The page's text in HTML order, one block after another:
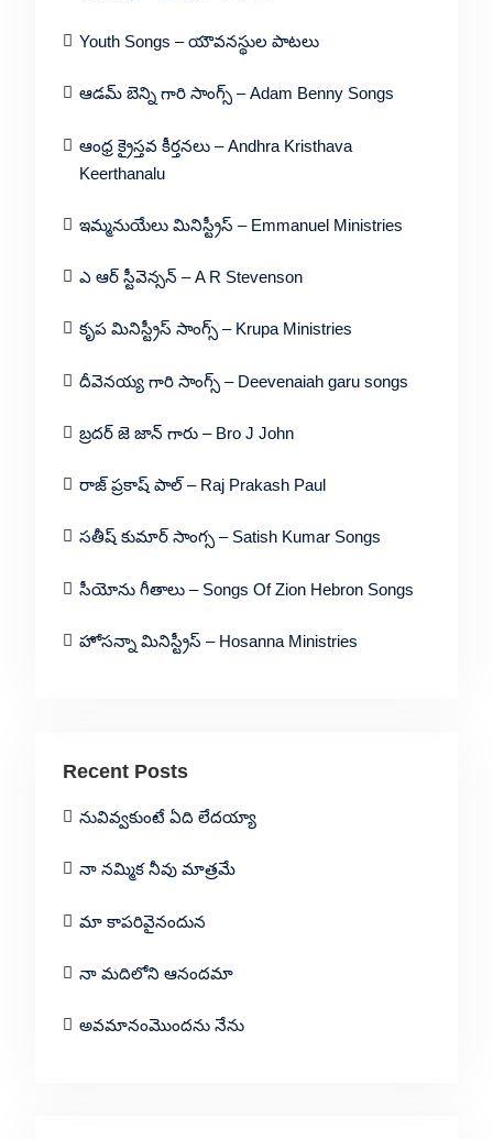
Youth Songs – యౌవనస్థుల పాటలు
ఆడమ్ బెన్ని గారి సాంగ్స్ – Adam Benny Songs
ఆంధ్ర క్రైస్తవ కీర్తనలు – Andhra Kristhava
Keerthanalu
ఇమ్మనుయేలు మినిస్ట్రీస్ – Emmanuel Ministries
ఎ ఆర్ స్టీవెన్సన్ – A R Stevenson
కృప మినిస్ట్రీస్ సాంగ్స్ – Krupa Ministries
దీవెనయ్య గారి సాంగ్స్ – Deevenaiah garu songs
బ్రదర్ జె జాన్ గారు – Bro J John
రాజ్ ప్రకాష్ పాల్ – Raj Prakash Paul
సతీష్ కుమార్ సాంగ్స – Satish Kumar Songs
సీయోను గీతాలు – Songs Of Zion Hebron Songs
హోసన్నా మినిస్ట్రీస్ – Hosanna Ministries
Recent Posts
నువివ్వకుంటే ఏది లేదయ్యా
నా నమ్మిక నీవు మాత్రమే
మా కాపరివైనందున
నా మదిలోని ఆనందమా
అవమానంమొందను నేను